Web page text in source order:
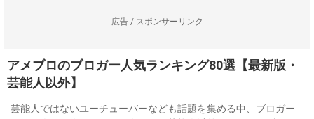
広告 / スポンサーリンク
アメブロのブロガー人気ランキング80選【最新版・
芸能人以外】
芸能人ではないユーチューバーなども話題を集める中、ブロガー